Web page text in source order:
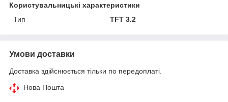
Користувальницькі характеристики
Тип
TFT 3.2
Умови доставки
Доставка здійснюється тільки по передоплаті.
Нова Пошта